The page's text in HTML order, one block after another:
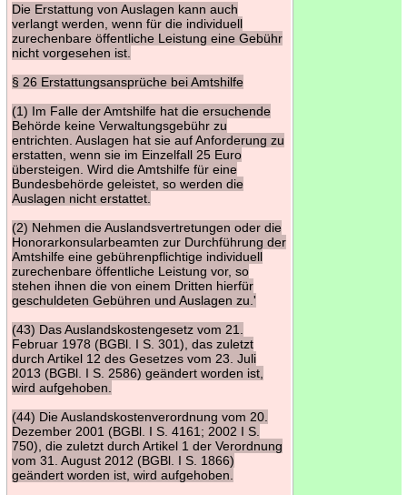
Die Erstattung von Auslagen kann auch
verlangt werden, wenn für die individuell
zurechenbare öffentliche Leistung eine Gebühr
nicht vorgesehen ist.
§ 26 Erstattungsansprüche bei Amtshilfe
(1) Im Falle der Amtshilfe hat die ersuchende
Behörde keine Verwaltungsgebühr zu
entrichten. Auslagen hat sie auf Anforderung zu
erstatten, wenn sie im Einzelfall 25 Euro
übersteigen. Wird die Amtshilfe für eine
Bundesbehörde geleistet, so werden die
Auslagen nicht erstattet.
(2) Nehmen die Auslandsvertretungen oder die
Honorarkonsularbeamten zur Durchführung der
Amtshilfe eine gebührenpflichtige individuell
zurechenbare öffentliche Leistung vor, so
stehen ihnen die von einem Dritten hierfür
geschuldeten Gebühren und Auslagen zu.'
(43) Das Auslandskostengesetz vom 21.
Februar 1978 (BGBl. I S. 301), das zuletzt
durch Artikel 12 des Gesetzes vom 23. Juli
2013 (BGBl. I S. 2586) geändert worden ist,
wird aufgehoben.
(44) Die Auslandskostenverordnung vom 20.
Dezember 2001 (BGBl. I S. 4161; 2002 I S.
750), die zuletzt durch Artikel 1 der Verordnung
vom 31. August 2012 (BGBl. I S. 1866)
geändert worden ist, wird aufgehoben.